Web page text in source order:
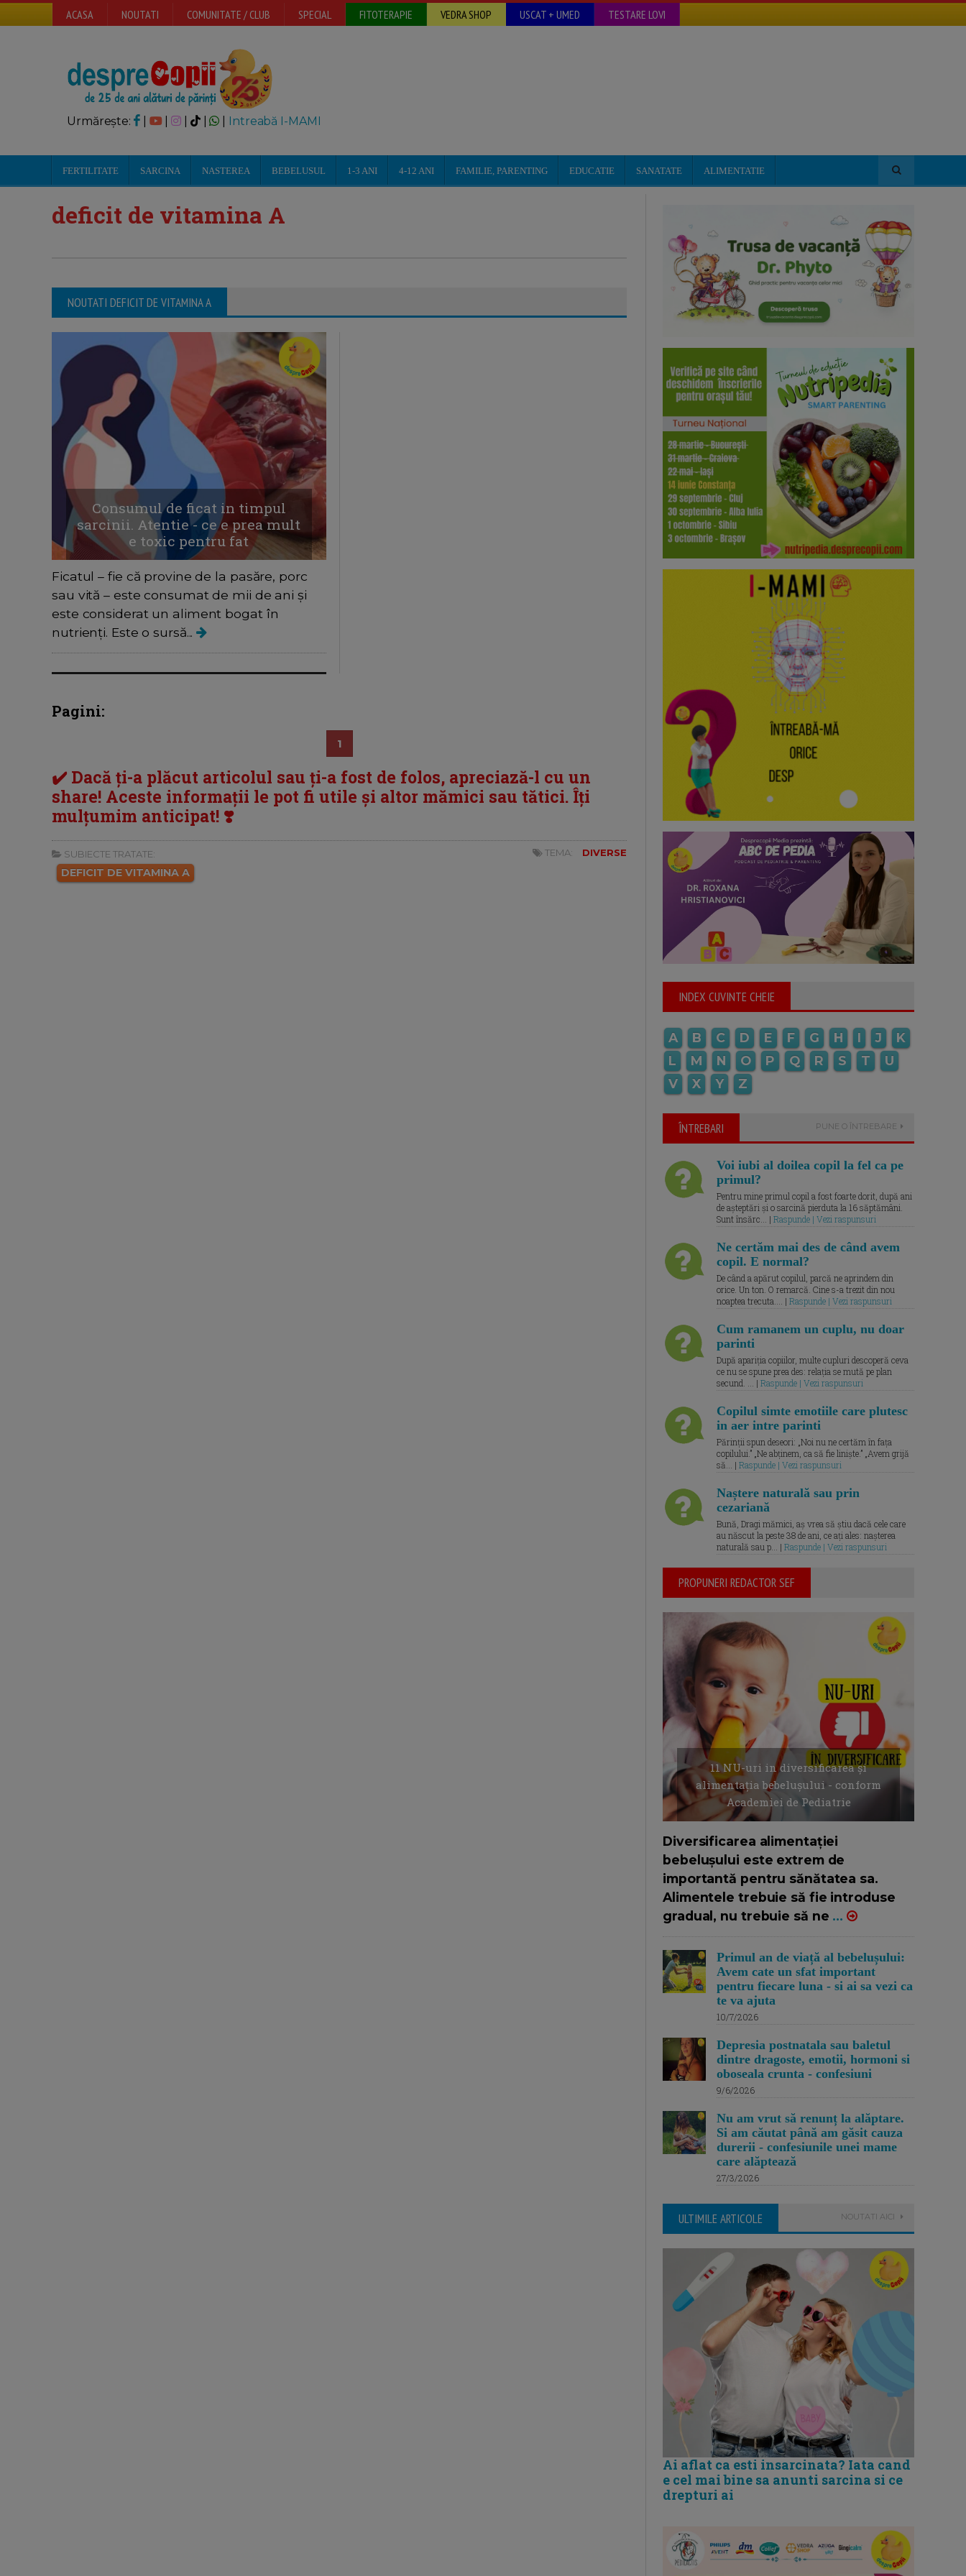
ACASA NOUTATI COMUNITATE / CLUB SPECIAL FITOTERAPIE VEDRA SHOP USCAT + UMED TESTARE LOVI
Urmărește: | | Intreabă I-MAMI
FERTILITATE SARCINA NASTEREA BEBELUSUL 1-3 ANI 4-12 ANI FAMILIE, PARENTING EDUCATIE SANATATE ALIMENTATIE
deficit de vitamina A
NOUTATI DEFICIT DE VITAMINA A
Consumul de ficat in timpul
sarcinii. Atentie - ce e prea mult
e toxic pentru fat
Ficatul – fie că provine de la pasăre, porc
sau vită – este consumat de mii de ani și
este considerat un aliment bogat în
nutrienți. Este o sursă...
Pagini:
1
✔️ Dacă ți-a plăcut articolul sau ți-a fost de folos, apreciază-l cu un
share! Aceste informații le pot fi utile și altor mămici sau tătici. Îți
mulțumim anticipat! ❣️
SUBIECTE TRATATE:
DEFICIT DE VITAMINA A
TEMA: DIVERSE
INDEX CUVINTE CHEIE
A B C D E F G H I J
K
L
M N O P Q R S T
U
V
X Y Z
ÎNTREBARI PUNE O ÎNTREBARE
Voi iubi al doilea copil la fel ca pe
primul?
Pentru mine primul copil a fost foarte dorit, după ani
de așteptări și o sarcină pierduta la 16 săptămâni.
Sunt însărc... | Raspunde | Vezi raspunsuri
Ne certăm mai des de când avem
copil. E normal?
De când a apărut copilul, parcă ne aprindem din
orice. Un ton. O remarcă. Cine s-a trezit din nou
noaptea trecuta.... | Raspunde | Vezi raspunsuri
Cum ramanem un cuplu, nu doar
parinti
După apariția copiilor, multe cupluri descoperă ceva
ce nu se spune prea des: relația se mută pe plan
secund. ... | Raspunde | Vezi raspunsuri
Copilul simte emotiile care plutesc
in aer intre parinti
Părinții spun deseori: „Noi nu ne certăm în fața
copilului.” „Ne abținem, ca să fie liniște.” „Avem grijă
să... | Raspunde | Vezi raspunsuri
Naștere naturală sau prin
cezariană
Bună, Dragi mămici, aș vrea să știu dacă cele care
au născut la peste 38 de ani, ce ați ales: nașterea
naturală sau p... | Raspunde | Vezi raspunsuri
PROPUNERI REDACTOR SEF
11 NU-uri in diversificarea și
alimentația bebelușului - conform
Academiei de Pediatrie
Diversificarea alimentației
bebelușului este extrem de
importantă pentru sănătatea sa.
Alimentele trebuie să fie introduse
gradual, nu trebuie să ne ...
Primul an de viață al bebelușului:
Avem cate un sfat important
pentru fiecare luna - si ai sa vezi ca
te va ajuta
10/7/2026
Depresia postnatala sau baletul
dintre dragoste, emotii, hormoni si
oboseala crunta - confesiuni
9/6/2026
Nu am vrut să renunț la alăptare.
Si am căutat până am găsit cauza
durerii - confesiunile unei mame
care alăptează
27/3/2026
ULTIMILE ARTICOLE NOUTATI AICI
Ai aflat ca esti insarcinata? Iata cand
e cel mai bine sa anunti sarcina si ce
drepturi ai